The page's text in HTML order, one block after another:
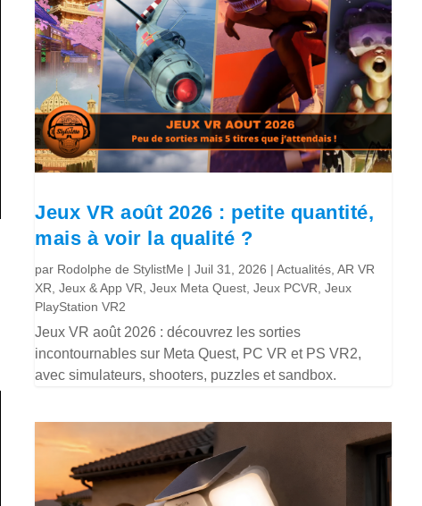
Jeux VR août 2026 : petite quantité,
mais à voir la qualité ?
par Rodolphe de StylistMe |Juil 31, 2026 |Actualités ,AR VR
XR ,Jeux & App VR ,Jeux Meta Quest ,Jeux PCVR ,Jeux
PlayStation VR2
Jeux VR août 2026 : découvrez les sorties
incontournables sur Meta Quest, PC VR et PS VR2,
avec simulateurs, shooters, puzzles et sandbox.